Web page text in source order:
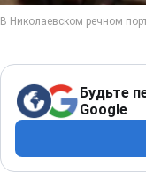
Будьте
Google